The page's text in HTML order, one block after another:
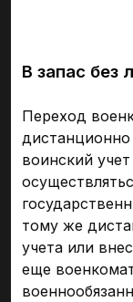
В запас без
Переход
воинский
тому же
учета или
еще